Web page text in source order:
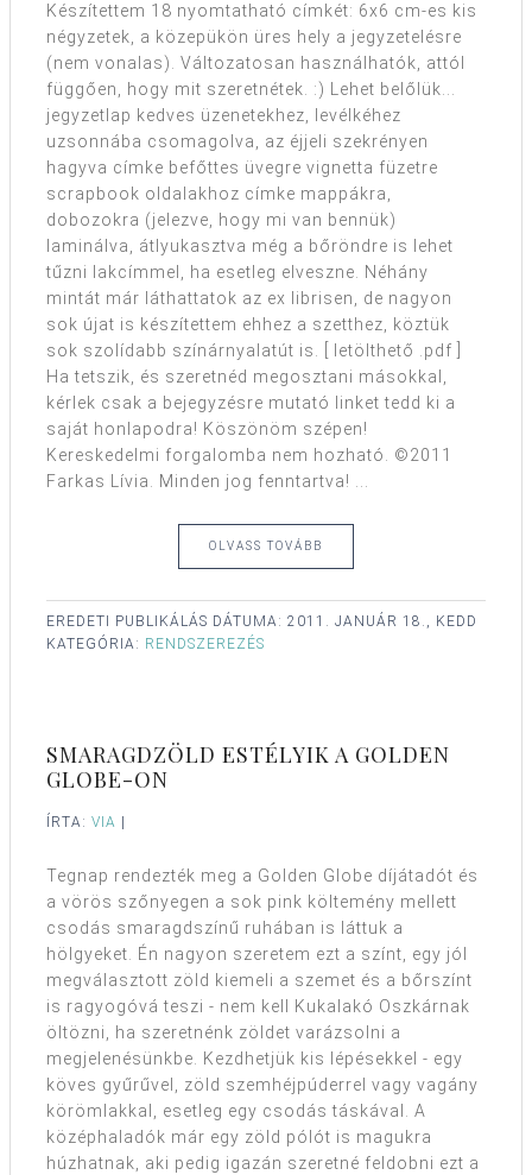
Készítettem 18 nyomtatható címkét: 6x6 cm-es kis
négyzetek, a közepükön üres hely a jegyzetelésre
(nem vonalas). Változatosan használhatók, attól
függően, hogy mit szeretnétek. :) Lehet belőlük...
jegyzetlap kedves üzenetekhez, levélkéhez
uzsonnába csomagolva, az éjjeli szekrényen
hagyva címke befőttes üvegre vignetta füzetre
scrapbook oldalakhoz címke mappákra,
dobozokra (jelezve, hogy mi van bennük)
laminálva, átlyukasztva még a bőröndre is lehet
tűzni lakcímmel, ha esetleg elveszne. Néhány
mintát már láthattatok az ex librisen, de nagyon
sok újat is készítettem ehhez a szetthez, köztük
sok szolídabb színárnyalatút is. [ letölthető .pdf ]
Ha tetszik, és szeretnéd megosztani másokkal,
kérlek csak a bejegyzésre mutató linket tedd ki a
saját honlapodra! Köszönöm szépen!
Kereskedelmi forgalomba nem hozható. ©2011
Farkas Lívia. Minden jog fenntartva! ...
OLVASS TOVÁBB
EREDETI PUBLIKÁLÁS DÁTUMA: 2011. JANUÁR 18., KEDD
KATEGÓRIA: RENDSZEREZÉS
SMARAGDZÖLD ESTÉLYIK A GOLDEN
GLOBE-ON
ÍRTA: VIA |
Tegnap rendezték meg a Golden Globe díjátadót és
a vörös szőnyegen a sok pink költemény mellett
csodás smaragdszínű ruhában is láttuk a
hölgyeket. Én nagyon szeretem ezt a színt, egy jól
megválasztott zöld kiemeli a szemet és a bőrszínt
is ragyogóvá teszi - nem kell Kukalakó Oszkárnak
öltözni, ha szeretnénk zöldet varázsolni a
megjelenésünkbe. Kezdhetjük kis lépésekkel - egy
köves gyűrűvel, zöld szemhéjpúderrel vagy vagány
körömlakkal, esetleg egy csodás táskával. A
középhaladók már egy zöld pólót is magukra
húzhatnak, aki pedig igazán szeretné feldobni ezt a